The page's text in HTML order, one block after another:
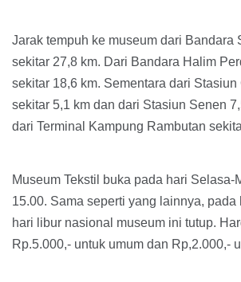
Jarak tempuh ke museum dari Bandara
sekitar 27,8 km. Dari Bandara Halim
sekitar 18,6 km. Sementara dari
sekitar 5,1 km dan dari Stasiun Senen
dari Terminal Kampung Rambutan
Museum Tekstil buka pada hari Selasa-
15.00. Sama seperti yang lainnya, pada
hari libur nasional museum ini tutup.
Rp.5.000,- untuk umum dan Rp,2.000,-